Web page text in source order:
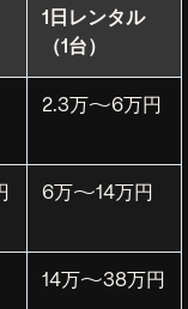
1日レンタル
（1台）
2.3万〜6万円
6万〜14万円
14万〜38万円